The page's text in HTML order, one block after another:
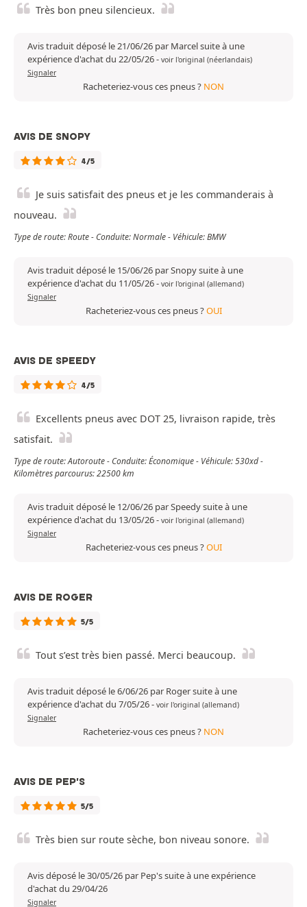
Très bon pneu silencieux.
Avis traduit déposé le 21/06/26 par Marcel suite à une
expérience d'achat du 22/05/26- voir l'original (néerlandais)
Signaler
Racheteriez-vous ces pneus ? NON
AVIS DE SNOPY
4/5
Je suis satisfait des pneus et je les commanderais à
nouveau.
Type de route: Route - Conduite: Normale - Véhicule: BMW
Avis traduit déposé le 15/06/26 par Snopy suite à une
expérience d'achat du 11/05/26- voir l'original (allemand)
Signaler
Racheteriez-vous ces pneus ?OUI
AVIS DE SPEEDY
4/5
Excellents pneus avec DOT 25, livraison rapide, très
satisfait.
Type de route: Autoroute - Conduite: Économique - Véhicule: 530xd -
Kilomètres parcourus: 22500 km
Avis traduit déposé le 12/06/26 par Speedy suite à une
expérience d'achat du 13/05/26- voir l'original (allemand)
Signaler
Racheteriez-vous ces pneus ?OUI
AVIS DE ROGER
5/5
Tout s’est très bien passé. Merci beaucoup.
Avis traduit déposé le 6/06/26 par Roger suite à une
expérience d'achat du 7/05/26- voir l'original (allemand)
Signaler
Racheteriez-vous ces pneus ? NON
AVIS DE PEP'S
5/5
Très bien sur route sèche, bon niveau sonore.
Avis déposé le 30/05/26 par Pep's suite à une expérience
d'achat du 29/04/26
Signaler